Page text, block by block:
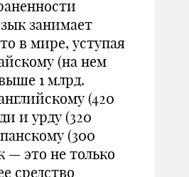
занимает
в мире, уступая
(на нем
1 млрд.
(420
и урду (320
(300
— это не только
средство